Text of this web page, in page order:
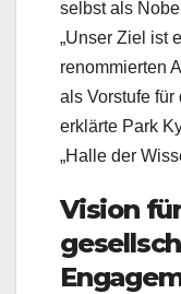
selbst als
„Unser Ziel ist
renommierten
als Vorstufe für
erklärte Park
„Halle der
Vision